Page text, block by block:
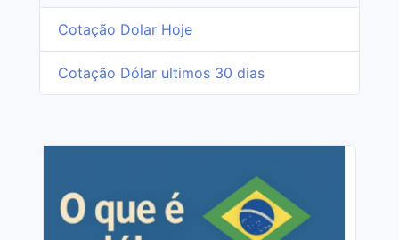
Cotação Dolar Hoje
Cotação Dólar ultimos 30 dias